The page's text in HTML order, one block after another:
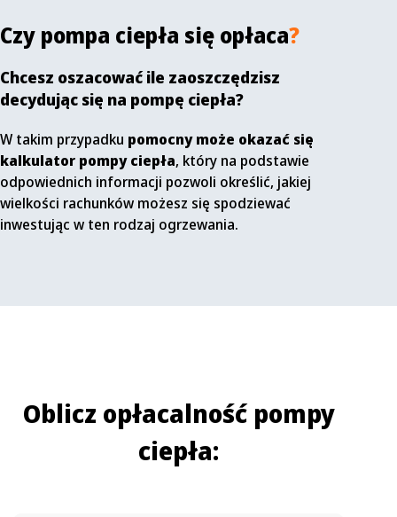
Czy pompa ciepła się opłaca?
Chcesz oszacować ile zaoszczędzisz
decydując się na pompę ciepła?
W takim przypadku pomocny może okazać się
kalkulator pompy ciepła, który na podstawie
odpowiednich informacji pozwoli określić, jakiej
wielkości rachunków możesz się spodziewać
inwestując w ten rodzaj ogrzewania.
Oblicz opłacalność pompy
ciepła: